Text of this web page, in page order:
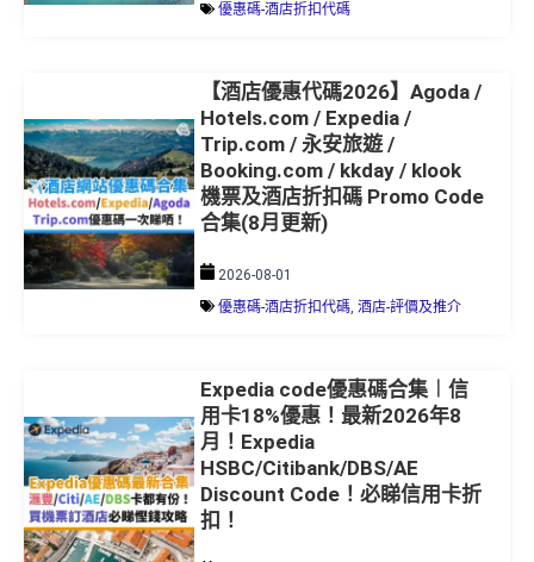
優惠碼-酒店折扣代碼
【酒店優惠代碼2026】Agoda /
Hotels.com / Expedia /
Trip.com / 永安旅遊 /
Booking.com / kkday / klook
機票及酒店折扣碼 Promo Code
合集(8月更新)
2026-08-01
優惠碼-酒店折扣代碼, 酒店-評價及推介
Expedia code優惠碼合集︱信
用卡18%優惠！最新2026年8
月！Expedia
HSBC/Citibank/DBS/AE
Discount Code！必睇信用卡折
扣！